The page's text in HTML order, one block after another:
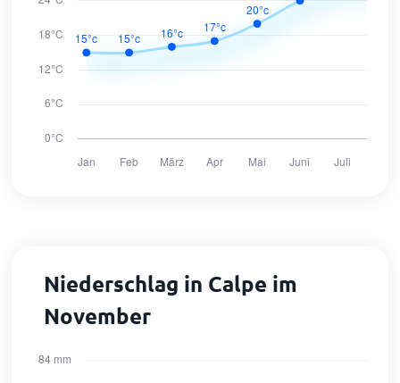
Niederschlag in Calpe im
November